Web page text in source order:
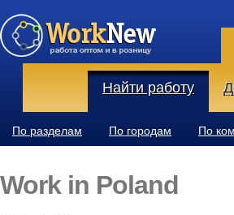
Найти работу
По разделам По городам По
Work in Poland